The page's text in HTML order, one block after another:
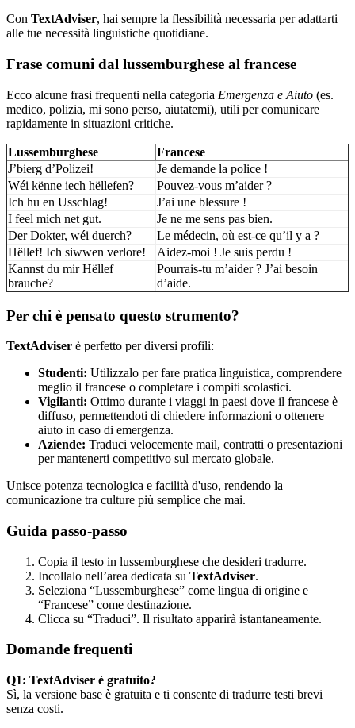
Con TextAdviser, hai sempre la flessibilità necessaria per adattarti
alle tue necessità linguistiche quotidiane.
Frase comuni dal lussemburghese al francese
Ecco alcune frasi frequenti nella categoria Emergenza e Aiuto (es.
medico, polizia, mi sono perso, aiutatemi), utili per comunicare
rapidamente in situazioni critiche.
Lussemburghese
Francese
J’bierg d’Polizei!
Je demande la police !
Wéi kënne iech hëllefen?
Pouvez-vous m’aider ?
Ich hu en Usschlag!
J’ai une blessure !
I feel mich net gut.
Je ne me sens pas bien.
Der Dokter, wéi duerch?
Le médecin, où est-ce qu’il y a ?
Hëllef! Ich siwwen verlore!
Aidez-moi ! Je suis perdu !
Kannst du mir Hëllef
brauche?
Pourrais-tu m’aider ? J’ai besoin
d’aide.
Per chi è pensato questo strumento?
TextAdviser è perfetto per diversi profili:
Studenti: Utilizzalo per fare pratica linguistica, comprendere
meglio il francese o completare i compiti scolastici.
Vigilanti: Ottimo durante i viaggi in paesi dove il francese è
diffuso, permettendoti di chiedere informazioni o ottenere
aiuto in caso di emergenza.
Aziende: Traduci velocemente mail, contratti o presentazioni
per mantenerti competitivo sul mercato globale.
Unisce potenza tecnologica e facilità d'uso, rendendo la
comunicazione tra culture più semplice che mai.
Guida passo-passo
Copia il testo in lussemburghese che desideri tradurre.
Incollalo nell’area dedicata su TextAdviser.
Seleziona “Lussemburghese” come lingua di origine e
“Francese” come destinazione.
Clicca su “Traduci”. Il risultato apparirà istantaneamente.
Domande frequenti
Q1: TextAdviser è gratuito?
Sì, la versione base è gratuita e ti consente di tradurre testi brevi
senza costi.